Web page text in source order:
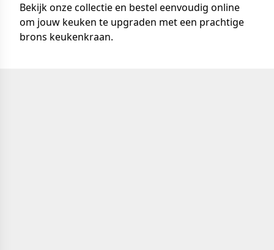
Bekijk onze collectie en bestel eenvoudig online
om jouw keuken te upgraden met een prachtige
brons keukenkraan.